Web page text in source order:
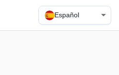
Español